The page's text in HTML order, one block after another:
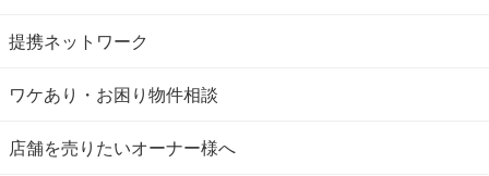
提携ネットワーク
ワケあり・お困り物件相談
店舗を売りたいオーナー様へ